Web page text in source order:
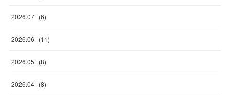
2026.07 (6)
2026.06 (11)
2026.05 (8)
2026.04 (8)